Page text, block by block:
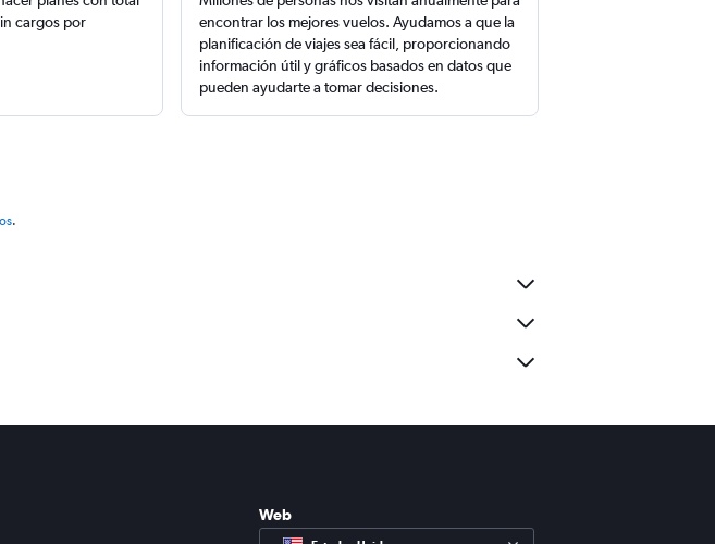
cargos por
encontrar los mejores vuelos. Ayudamos a que la
planificación de viajes sea fácil, proporcionando
información útil y gráficos basados en datos que
pueden ayudarte a tomar decisiones.
.
Web